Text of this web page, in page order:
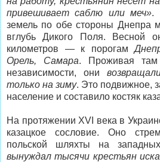
привешивает саблю или меч».
земель по обе стороны Днепра
вглубь Дикого Поля. Весной
километров — к порогам
Орель, Самара. Проживая
независимости, они
только на зиму. Это подвижное,
население и составило костяк
На протяжении XVI века в
казацкое сословие. Оно
польской шляхты на
вынуждал тысячи крестьян